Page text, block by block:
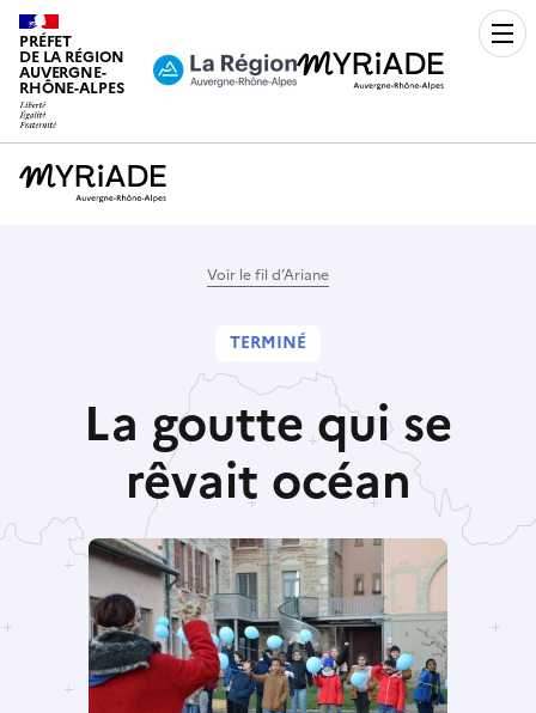
PRÉFET
DE LA RÉGION
AUVERGNE-
RHÔNE-ALPES
Voir le fil d’Ariane
TERMINÉ
La goutte qui se
rêvait océan